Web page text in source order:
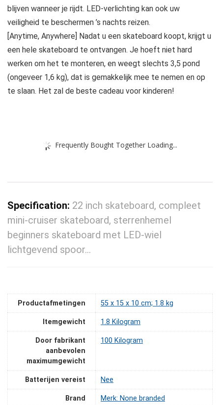
blijven wanneer je rijdt. LED-verlichting kan ook uw
veiligheid te beschermen ’s nachts reizen.
[Anytime, Anywhere] Nadat u een skateboard koopt, krijgt u
een hele skateboard te ontvangen. Je hoeft niet hard
werken om het te monteren, en weegt slechts 3,5 pond
(ongeveer 1,6 kg), dat is gemakkelijk mee te nemen en op
te slaan. Het zal de beste cadeau voor kinderen!
Frequently Bought Together Loading...
Specification: 22 inch skateboard, compleet
mini-cruiser skateboard, sterrenhemel
beginners skateboard met LED-wiel
lichtgevend spoor…
Productafmetingen ‎55 x 15 x 10 cm; 1.8 kg
Itemgewicht ‎1.8 Kilogram
Door fabrikant
aanbevolen
maximumgewicht
‎100 Kilogram
Batterijen vereist ‎Nee
Brand Merk: None branded